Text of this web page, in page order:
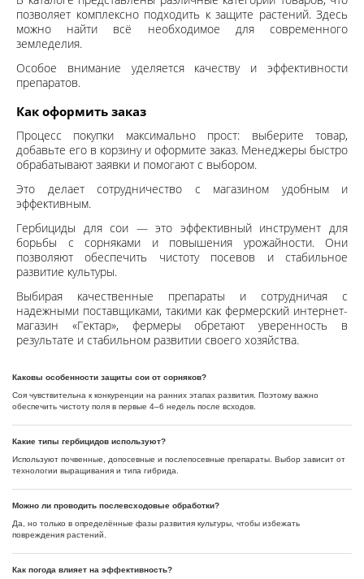
позволяет комплексно подходить к защите растений. Здесь
можно найти всё необходимое для современного
земледелия.
Особое внимание уделяется качеству и эффективности
препаратов.
Как оформить заказ
Процесс покупки максимально прост: выберите товар,
добавьте его в корзину и оформите заказ. Менеджеры быстро
обрабатывают заявки и помогают с выбором.
Это делает сотрудничество с магазином удобным и
эффективным.
Гербициды для сои — это эффективный инструмент для
борьбы с сорняками и повышения урожайности. Они
позволяют обеспечить чистоту посевов и стабильное
развитие культуры.
Выбирая качественные препараты и сотрудничая с
надежными поставщиками, такими как фермерский интернет-
магазин «Гектар», фермеры обретают уверенность в
результате и стабильном развитии своего хозяйства.
Каковы особенности защиты сои от сорняков?
Соя чувствительна к конкуренции на ранних этапах развития. Поэтому важно
обеспечить чистоту поля в первые 4–6 недель после всходов.
Какие типы гербицидов используют?
Используют почвенные, допосевные и послепосевные препараты. Выбор зависит от
технологии выращивания и типа гибрида.
Можно ли проводить послевсходовые обработки?
Да, но только в определённые фазы развития культуры, чтобы избежать
повреждения растений.
Как погода влияет на эффективность?